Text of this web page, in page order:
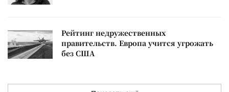
Рейтинг недружественных
правительств. Европа учится угрожать
без США